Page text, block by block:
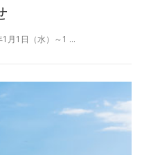
1月1日（水）～1 …